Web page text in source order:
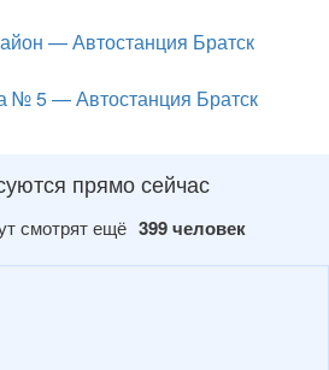
— Автостанция Братск
№ 5 — Автостанция Братск
прямо сейчас
смотрят ещё 399 человек